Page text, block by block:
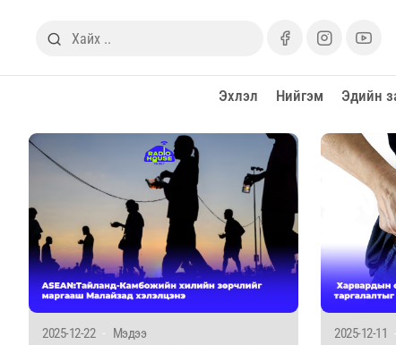
Эхлэл Нийгэм Эдийн
2025-12-22 - Мэдээ 2025-12-11 -